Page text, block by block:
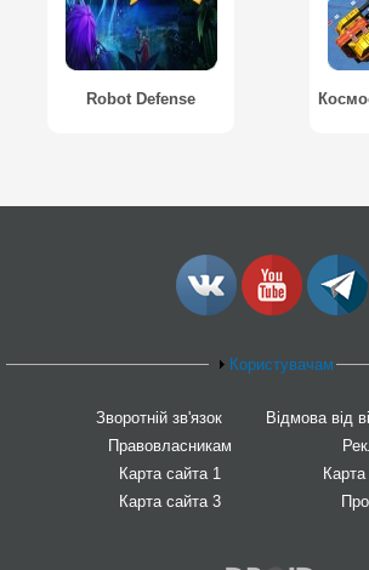
Robot Defense
Користувачам
Зворотній зв'язок
Відмова від
Правовласникам
Карта сайта 1
Карта сайта 3